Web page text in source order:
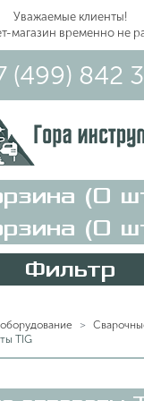
Уважаемые клиенты!
магазин временно не
(499) 842
Кабинет
(0
(0
Фильтр
TIG